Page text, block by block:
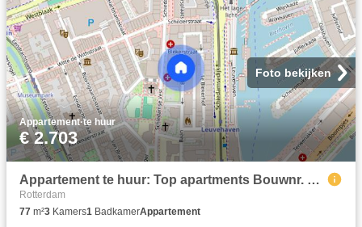
Foto bekijken
Appartement·te huur
€ 2.703
Appartement te huur: Top apartments Bouwnr. 383 3011 CB Rotterdam
Rotterdam
77 m²3 Kamers1 BadkamerAppartement